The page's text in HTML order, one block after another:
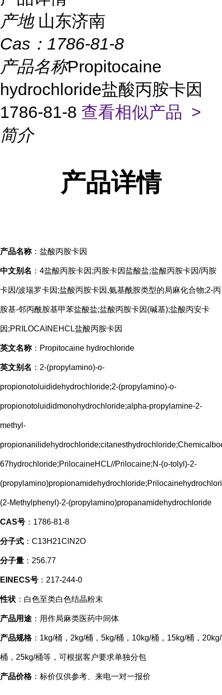
产地 山东济南
Cas： 1786-81-8
产品名称Propitocaine
hydrochloride盐酸丙胺卡因
1786-81-8 查看相似产品 >
简介
产品详情
产品名称：盐酸丙胺卡因
中文别名 ：4盐酸丙胺卡因;丙胺卡因盐酸盐;盐酸丙胺卡因/丙胺
卡因/波瑞罗卡因;盐酸丙胺卡因,氨基酰胺类型的局麻化合物;2-丙
胺基-邻丙酰胺基甲苯盐酸盐;盐酸丙胺卡因(碱基);盐酸丙安卡
因;PRILOCAINEHCL盐酸丙胺卡因
英文名称：Propitocaine hydrochloride
英文别名 ：2-(propylamino)-o-
propionotoluididehydrochloride;2-(propylamino)-o-
propionotoluididmonohydrochloride;alpha-propylamine-2-
methyl-
67hydrochloride;PrilocaineHCL//Prilocaine;N-(o-tolyl)-2-
(2-Methylphenyl)-2-(propylamino)propanamidehydrochloride
CAS号 ：1786-81-8
分子式 ：C13H21ClN2O
分子量 ：256.77
EINECS号 ：217-244-0
性状 ：白色至类白色结晶粉末
产品用途 ：用作局麻类医药中间体
产品规格：1kg/桶，2kg/桶，5kg/桶，10kg/桶，15kg/桶，20kg/
桶，25kg/桶等，可根据客户要求单独分包
产品价格：标价仅供参考、来电一对一报价